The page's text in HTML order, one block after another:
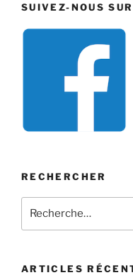
SUIVEZ-NOUS
RECHERCHER
pour
ARTICLES